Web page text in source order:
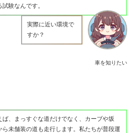
験なんです。
車を知りたい
実際に近い環境で
すか？
ば、まっすぐな道だけでなく、カーブや坂
ら未舗装の道も走行します。私たちが普段運